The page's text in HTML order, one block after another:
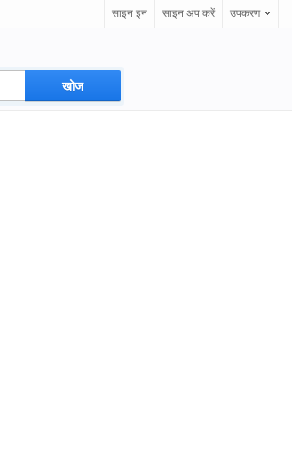
साइन इन साइन अप करें उपकरण